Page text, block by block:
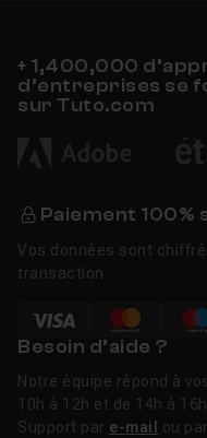
+ 1,400,000
d’entreprises se
sur Tuto.com
Paiement 100%
Vos données sont
transaction.
Besoin d’aide ?
Notre équipe répond à
10h à 12h et de 14h à 16h.
Support par e-mail ou